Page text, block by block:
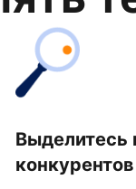
Выделитесь
конкурентов